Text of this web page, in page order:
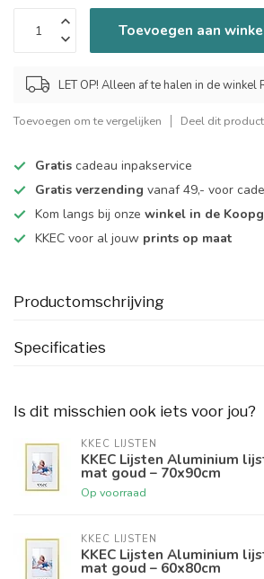
Toevoegen aan
LET OP! Alleen af te halen in de winkel
Toevoegen om te vergelijken Deel dit product
Gratis cadeau inpakservice
Gratis verzending vanaf 49,- voor
Kom langs bij onze winkel in de
KKEC voor al jouw prints op maat
Productomschrijving
Specificaties
Is dit misschien ook iets voor jou?
KKEC LIJSTEN
KKEC Lijsten Aluminium
mat goud – 70x90cm
Op voorraad
KKEC LIJSTEN
KKEC Lijsten Aluminium
mat goud – 60x80cm